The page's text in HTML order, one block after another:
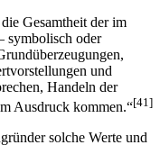
Gesamtheit der im
symbolisch oder
und
Handeln der